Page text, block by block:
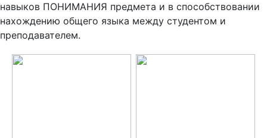
навыков ПОНИМАНИЯ предмета и в способствовании
нахождению общего языка между студентом и
преподавателем.